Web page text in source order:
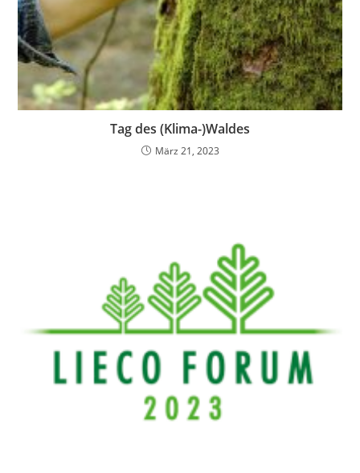
Tag des (Klima-)Waldes
März 21, 2023